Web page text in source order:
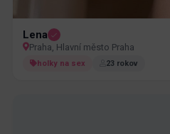
Lena
Praha, Hlavní město Praha
holky na sex 23 rokov